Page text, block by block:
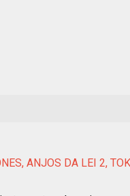
ANJOS DA LEI 2,